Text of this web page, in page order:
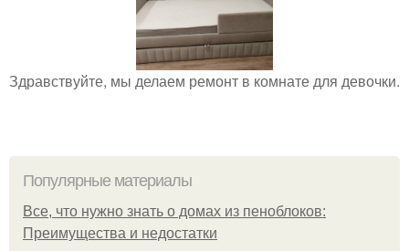
Здравствуйте, мы делаем ремонт в комнате для девочки.
Популярные материалы
Все, что нужно знать о домах из пеноблоков:
Преимущества и недостатки